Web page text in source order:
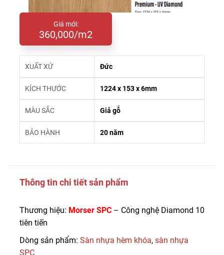
Giá mới:
360,000/m2
XUẤT XỨ Đức
KÍCH THƯỚC 1224 x 153 x 6mm
MÀU SẮC Giả gỗ
BẢO HÀNH 20 năm
Thông tin chi tiết sản phẩm
Thương hiệu: Morser SPC – Công nghệ Diamond 10
tiên tiến
Dòng sản phẩm: Sàn nhựa hèm khóa, sàn nhựa
SPC